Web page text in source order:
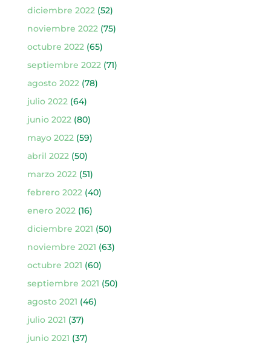
diciembre 2022(52)
noviembre 2022(75)
octubre 2022(65)
septiembre 2022(71)
agosto 2022(78)
julio 2022(64)
junio 2022(80)
mayo 2022(59)
abril 2022(50)
marzo 2022(51)
febrero 2022(40)
enero 2022(16)
diciembre 2021 (50)
noviembre 2021 (63)
octubre 2021 (60)
septiembre 2021 (50)
agosto 2021 (46)
julio 2021 (37)
junio 2021 (37)